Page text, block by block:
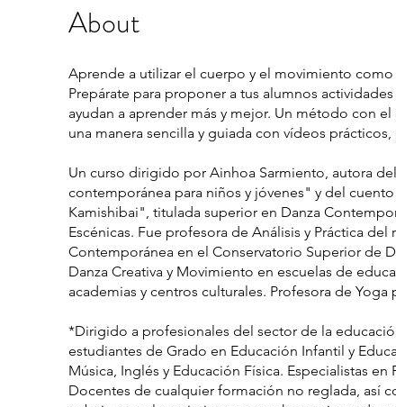
About
Aprende a utilizar el cuerpo y el movimiento
Prepárate para proponer a tus alumnos
ayudan a aprender más y mejor. Un método con
una manera sencilla y guiada con vídeos
​Un curso dirigido por Ainhoa Sarmiento, autora
contemporánea para niños y jóvenes" y del
Kamishibai", titulada superior en Danza
Escénicas. Fue profesora de Análisis y Práctica
Contemporánea en el Conservatorio Superior de
Danza Creativa y Movimiento en escuelas de
academias y centros culturales. Profesora de Yoga
*Dirigido a profesionales del sector de la
estudiantes de Grado en Educación Infantil y
Música, Inglés y Educación Física. Especialistas
Docentes de cualquier formación no reglada, así